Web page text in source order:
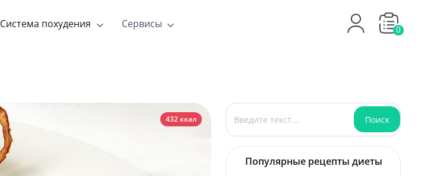
Система похудения Сервисы 0
432 ккал
Поиск
Поиск
Популярные рецепты диеты